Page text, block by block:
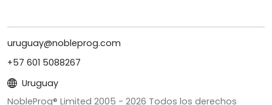
uruguay@nobleprog.com
+57 601 5088267
Uruguay
NobleProg® Limited 2005 - 2026 Todos los derechos